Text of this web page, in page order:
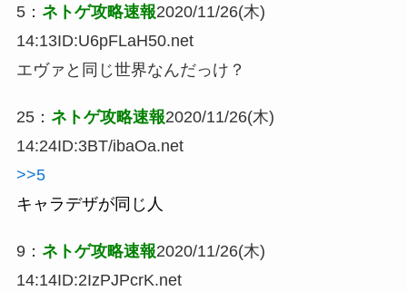
5： ネトゲ攻略速報2020/11/26(木)
14:13ID:U6pFLaH50.net
エヴァと同じ世界なんだっけ？
25： ネトゲ攻略速報2020/11/26(木)
14:24ID:3BT/ibaOa.net
>>5
キャラデザが同じ人
9： ネトゲ攻略速報2020/11/26(木)
14:14ID:2IzPJPcrK.net